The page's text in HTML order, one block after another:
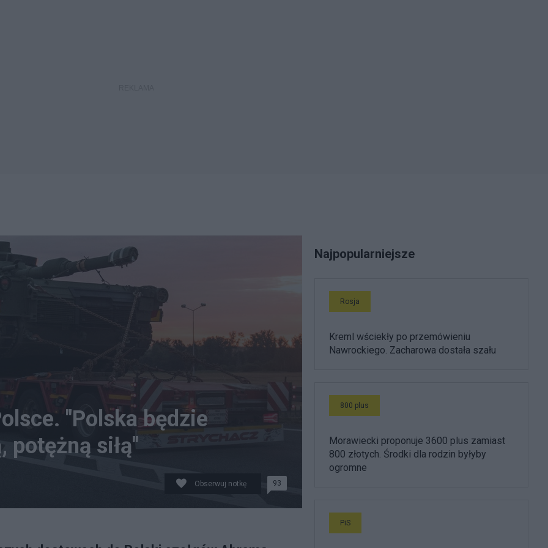
"Polska będzie
potężną siłą"
Obserwuj notkę 93
Najpopularniejsze
Rosja
Kreml wściekły po przemówieniu
Nawrockiego. Zacharowa dostała szału
800 plus
Morawiecki proponuje 3600 plus zamiast
800 złotych. Środki dla rodzin byłyby
ogromne
PiS